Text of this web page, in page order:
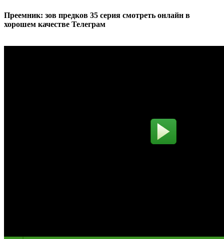
Преемник: зов предков 35 серия смотреть онлайн в
хорошем качестве Телеграм